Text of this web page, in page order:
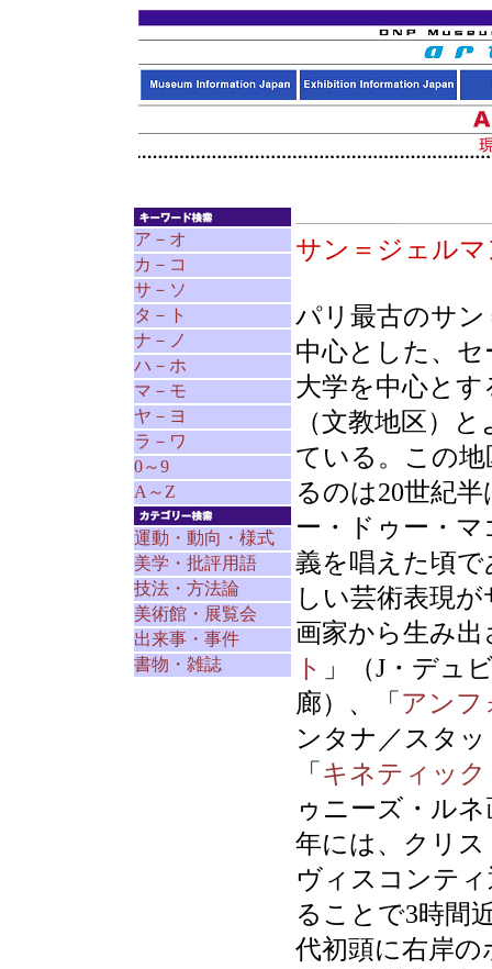
ア－オ
カ－コ
サ－ソ
タ－ト
ナ－ノ
ハ－ホ
マ－モ
ヤ－ヨ
ラ－ワ
0～9
A～Z
運動・動向・様式
美学・批評用語
技法・方法論
美術館・展覧会
出来事・事件
書物・雑誌
サン＝ジェル
パリ最古のサ
中心とした、
大学を中心と
（文教地区）
ている。この
るのは20世紀
ー・ドゥー・
義を唱えた頃
しい芸術表現
画家から生み
ト 」（J・デュ
廊）、「 アンフ
ンタナ／スタ
「 キネティッ
ゥニーズ・ル
年には、クリ
ヴィスコンテ
ることで3時間
代初頭に右岸